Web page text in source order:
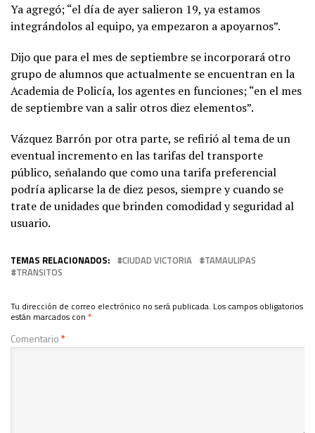
Ya agregó; “el día de ayer salieron 19, ya estamos
integrándolos al equipo, ya empezaron a apoyarnos”.
Dijo que para el mes de septiembre se incorporará otro
grupo de alumnos que actualmente se encuentran en la
Academia de Policía, los agentes en funciones; “en el mes
de septiembre van a salir otros diez elementos”.
Vázquez Barrón por otra parte, se refirió al tema de un
eventual incremento en las tarifas del transporte
público, señalando que como una tarifa preferencial
podría aplicarse la de diez pesos, siempre y cuando se
trate de unidades que brinden comodidad y seguridad al
usuario.
TEMAS RELACIONADOS: CIUDAD VICTORIA
TAMAULIPAS
TRANSITOS
Tu dirección de correo electrónico no será publicada. Los campos obligatorios
están marcados con *
Comentario*